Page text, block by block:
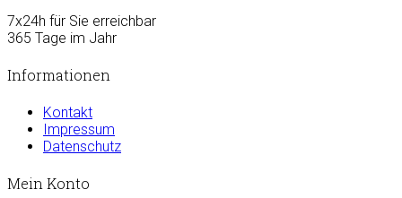
7x24h für Sie erreichbar
365 Tage im Jahr
Informationen
Kontakt
Impressum
Datenschutz
Mein Konto